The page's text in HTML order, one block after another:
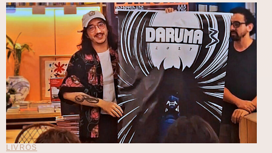
LIVROS